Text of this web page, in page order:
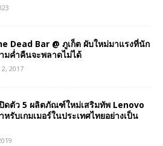
Dead Bar @ ภูเก็ต ผับใหม่มาแรงที่นัก
มค่ำคืนจะพลาดไม่ได้
2017
ปิดตัว 5 ผลิตภัณฑ์ใหม่เสริมทัพ Lenovo
รับเกมเมอร์ในประเทศไทยอย่างเป็น